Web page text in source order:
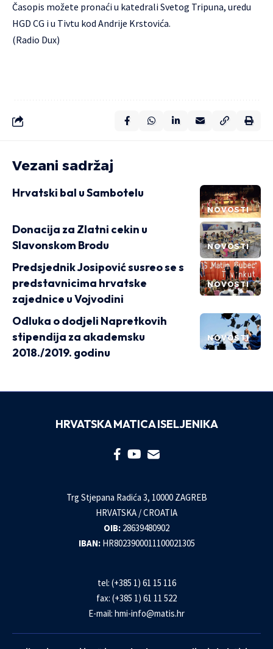
Časopis možete pronaći u katedrali Svetog Tripuna, uredu
HGD CG i u Tivtu kod Andrije Krstovića.
(Radio Dux)
Vezani sadržaj
NOVOSTI
Hrvatski bal u Sambotelu
NOVOSTI
Donacija za Zlatni cekin u
Slavonskom Brodu
NOVOSTI
Predsjednik Josipović susreo se s
predstavnicima hrvatske
zajednice u Vojvodini
NOVOSTI
Odluka o dodjeli Napretkovih
stipendija za akademsku
2018./2019. godinu
HRVATSKA MATICA ISELJENIKA
Trg Stjepana Radića 3, 10000 ZAGREB
HRVATSKA / CROATIA
OIB: 28639480902
IBAN: HR8023900011100021305
tel: (+385 1) 61 15 116
fax: (+385 1) 61 11 522
E-mail: hmi-info@matis.hr